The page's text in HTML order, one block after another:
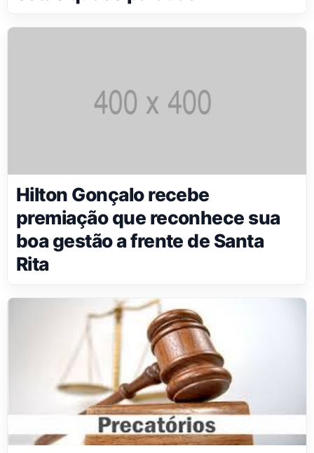
Hilton Gonçalo recebe
premiação que reconhece sua
boa gestão a frente de Santa
Rita